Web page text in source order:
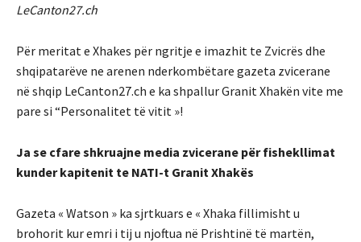
LeCanton27.ch
Për meritat e Xhakes për ngritje e imazhit te Zvicrës dhe
shqipatarëve ne arenen nderkombëtare gazeta zvicerane
në shqip LeCanton27.ch e ka shpallur Granit Xhakën vite me
pare si “Personalitet të vitit »!
Ja se cfare shkruajne media zvicerane për fishekllimat
kunder kapitenit te NATI-t Granit Xhakës
Gazeta « Watson » ka sjrtkuars e « Xhaka fillimisht u
brohorit kur emri i tij u njoftua në Prishtinë të martën,